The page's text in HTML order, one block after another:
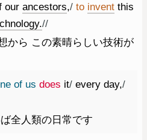
our ancestors,/ to invent this
//
から この素晴らしい技術が
of us does it/ every day,/
全人類の日常です